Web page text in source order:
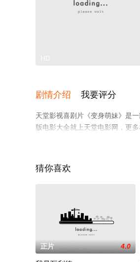
剧情介绍 我要评分
天堂影视喜剧片《变身萌妹》是
版电影大全就上天堂电影网，更
猜你喜欢
正片 4.0